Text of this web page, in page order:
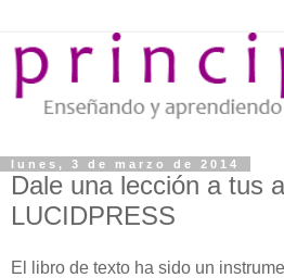
lunes, 3 de marzo de 2014
Dale una lección a tus
LUCIDPRESS
El libro de texto ha sido un